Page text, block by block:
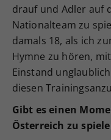
drauf und Adler auf
Nationalteam zu
damals 18, als ich
Hymne zu hören,
Einstand
diesen
Gibt es einen
Österreich zu